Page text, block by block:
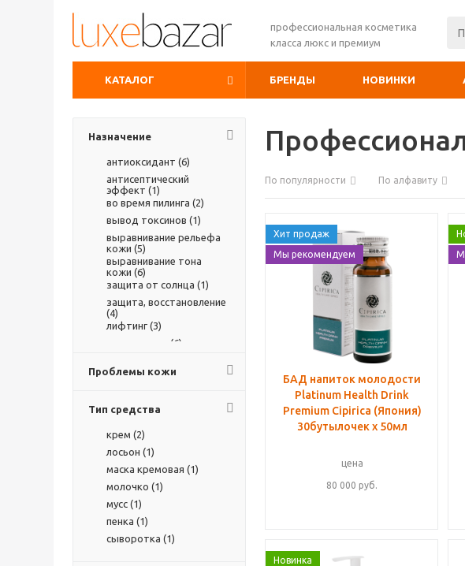
профессиональная косметика
класса люкс и премиум
КАТАЛОГ БРЕНДЫ НОВИНКИ
Назначение
антиоксидант (6)
антисептический
эффект (1)
во время пилинга (2)
вывод токсинов (1)
выравнивание рельефа
кожи (5)
выравнивание тона
кожи (6)
защита от солнца (1)
защита, восстановление
(4)
лифтинг (3)
омоложение (6)
очищение (1)
после лазерных
регенерация (
себорегулирование (
тонизирование ( 5)
увлажнение (
укрепление сосудов (
упругость (
успокаивающее
Проблемы кожи
Тип средства
крем (2)
лосьон (1)
маска кремовая (1)
молочко (1)
мусс (1)
пенка (1)
сыворотка (1)
По популярности По алфавиту
Хит продаж
Мы рекомендуем
БАД напиток молодости
Platinum Health Drink
Premium Cipirica (Япония)
30бутылочек x 50мл
цена
80 000 руб.
Новинка